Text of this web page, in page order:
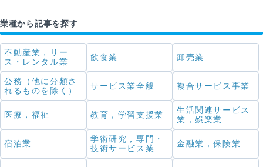
業種から記事を探す
不動産業，リー
ス・レンタル業
飲食業 卸売業
公務（他に分類さ
れるものを除く）
サービス業全般 複合サービス事業
医療，福祉 教育，学習支援業
生活関連サービス
業，娯楽業
宿泊業
学術研究，専門・
技術サービス業
金融業，保険業